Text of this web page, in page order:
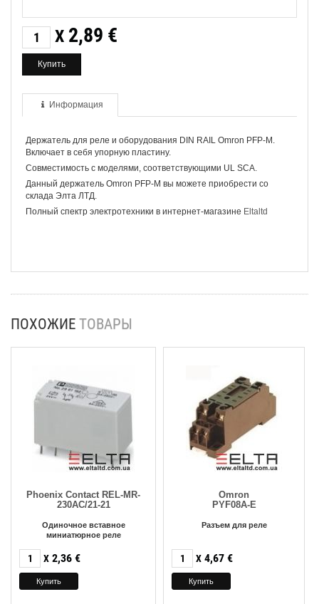
X 2,89 €
Информация
Держатель для реле и оборудования DIN RAIL Omron PFP-M.
Включает в себя упорную пластину.
Совместимость с моделями, соответствующими UL SCA.
Данный держатель Omron PFP-M вы можете приобрести со
склада Элта ЛТД.
Полный спектр электротехники в интернет-магазине Eltaltd
ПОХОЖИЕ ТОВАРЫ
Phoenix Сontact REL-MR-
230AC/21-21
Одиночное вставное
миниатюрное реле
X 2,36 €
Omron
PYF08A-E
Разъем для реле
X 4,67 €